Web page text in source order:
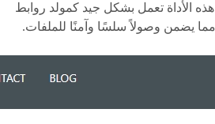
الأداة تعمل بشكل جيد كمولد روابط